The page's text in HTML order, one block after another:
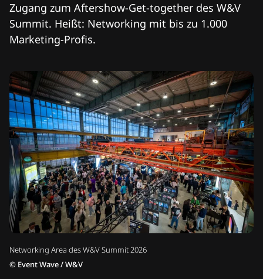
Networking Area des W&V Summit 2026
© Event Wave / W&V
Zugang zum Aftershow-Get-together des W&V
Summit. Heißt: Networking mit bis zu 1.000
Marketing-Profis.